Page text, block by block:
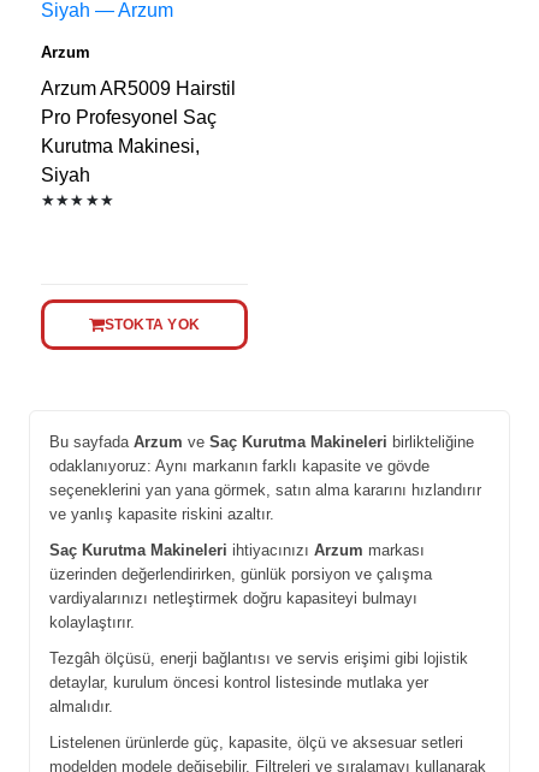
Arzum
Arzum AR5009 Hairstil
Pro Profesyonel Saç
Kurutma Makinesi,
Siyah
★★★★★
STOKTA YOK
Bu sayfada Arzum ve Saç Kurutma Makineleri birlikteliğine
odaklanıyoruz: Aynı markanın farklı kapasite ve gövde
seçeneklerini yan yana görmek, satın alma kararını hızlandırır
ve yanlış kapasite riskini azaltır.
Saç Kurutma Makineleri ihtiyacınızı Arzum markası
üzerinden değerlendirirken, günlük porsiyon ve çalışma
vardiyalarınızı netleştirmek doğru kapasiteyi bulmayı
kolaylaştırır.
Tezgâh ölçüsü, enerji bağlantısı ve servis erişimi gibi lojistik
detaylar, kurulum öncesi kontrol listesinde mutlaka yer
almalıdır.
Listelenen ürünlerde güç, kapasite, ölçü ve aksesuar setleri
modelden modele değişebilir. Filtreleri ve sıralamayı kullanarak